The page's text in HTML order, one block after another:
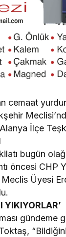
cemaat
İlçe
bugün
öncesi CHP
Üyesi
YIKIYORLAR’
gündeme